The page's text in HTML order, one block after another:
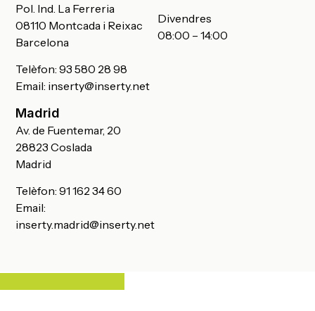
Pol. Ind. La Ferreria
08110 Montcada i Reixac
Barcelona
Telèfon:93 580 28 98
Email: inserty@inserty.net
Madrid
Av. de Fuentemar, 20
28823 Coslada
Madrid
Telèfon:91 162 34 60
Email:
inserty.madrid@inserty.net
Divendres
08:00 – 14:00